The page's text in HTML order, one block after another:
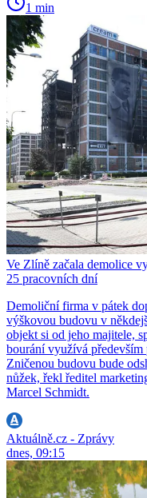
1 min
Ve Zlíně začala demolice
25 pracovních dní
Demoliční firma v pátek
výškovou budovu v
objekt si od jeho majitele,
bourání využívá
Zničenou budovu bude
nůžek, řekl ředitel
Marcel Schmidt.
Aktuálně.cz - Zprávy
dnes, 09:15